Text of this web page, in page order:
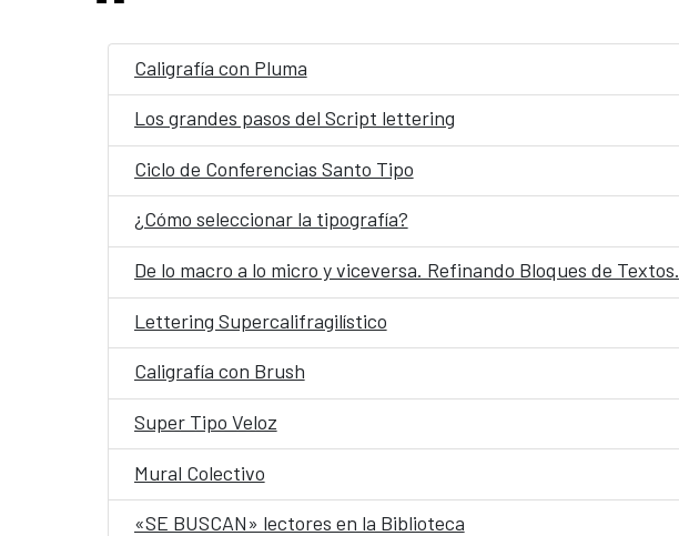
Caligrafía con Pluma
Los grandes pasos del Script lettering
Ciclo de Conferencias Santo Tipo
¿Cómo seleccionar la tipografía?
De lo macro a lo micro y viceversa. Refinando Bloques de Textos.
Lettering Supercalifragilístico
Caligrafía con Brush
Super Tipo Veloz
Mural Colectivo
«SE BUSCAN» lectores en la Biblioteca